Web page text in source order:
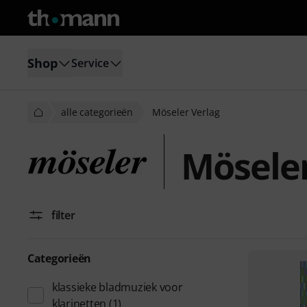
Shop Service
alle categorieën Möseler Verlag
filter
Categorieën
klassieke bladmuziek voor
klarinetten (1)